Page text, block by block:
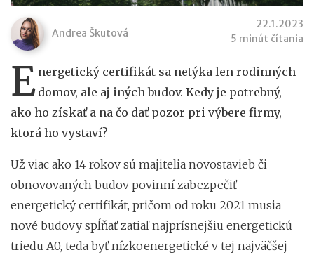
Andrea Škutová
22.1.2023
5 minút čítania
E nergetický certifikát sa netýka len rodinných
domov, ale aj iných budov. Kedy je potrebný,
ako ho získať a na čo dať pozor pri výbere firmy,
ktorá ho vystaví?
Už viac ako 14 rokov sú majitelia novostavieb či
obnovovaných budov povinní zabezpečiť
energetický certifikát, pričom od roku 2021 musia
nové budovy spĺňať zatiaľ najprísnejšiu energetickú
triedu A0, teda byť nízkoenergetické v tej najväčšej